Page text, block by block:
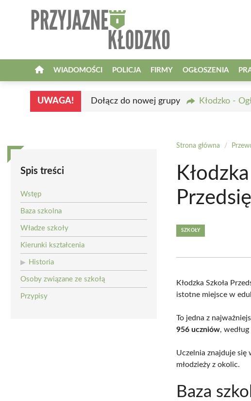
WIADOMOŚCI POLICJA FIRMY OGŁOSZENIA
UWAGA! Dołącz do nowej grupy Kłodzko -
Spis treści
Wstęp
Baza szkolna
Władze szkoły
Kierunki kształcenia
Historia
Osoby związane ze szkołą
Przypisy
Strona główna /
SZKOŁY
Kłodzka Szkoła
istotne miejsce w
To jedna z
956 uczniów,
Uczelnia znajduje się
młodzieży z okolic.
Baza